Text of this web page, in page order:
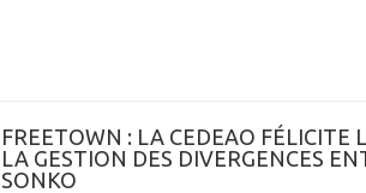
FREETOWN : LA CEDEAO FÉLICITE
LA GESTION DES DIVERGENCES
SONKO